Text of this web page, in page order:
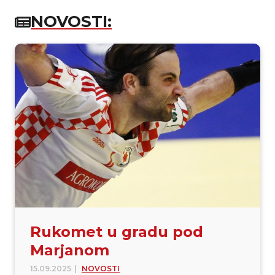
NOVOSTI:
Rukomet u gradu pod
Marjanom
15.09.2025 NOVOSTI